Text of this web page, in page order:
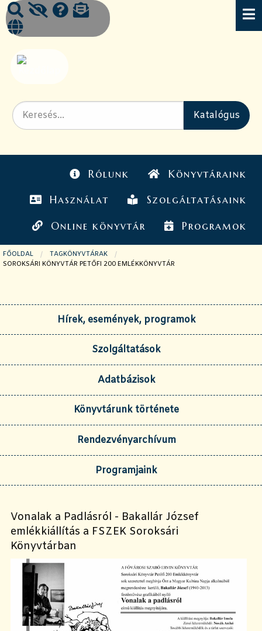
Rólunk Könyvtáraink
Használat Szolgáltatásaink
Online könyvtár Programok
FŐOLDAL
TAGKÖNYVTÁRAK
JELENLEGI OLDAL:
SOROKSÁRI KÖNYVTÁR PETŐFI 200 EMLÉKKÖNYVTÁR
Hírek, események, programok
Szolgáltatások
Adatbázisok
Könyvtárunk története
Rendezvényarchívum
Programjaink
Vonalak a Padlásról - Bakallár József
emlékkiállítás a FSZEK Soroksári
Könyvtárban